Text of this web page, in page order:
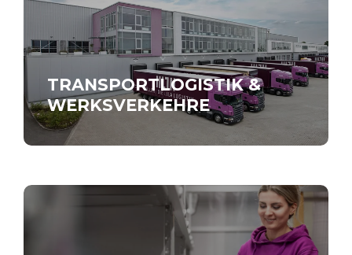
TRANSPORTLOGISTIK &
WERKSVERKEHRE